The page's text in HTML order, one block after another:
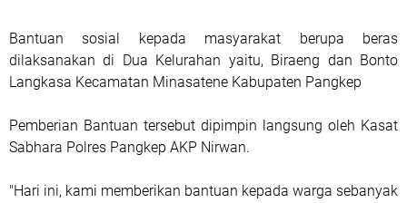
Bantuan sosial kepada masyarakat berupa beras
dilaksanakan di Dua Kelurahan yaitu, Biraeng dan Bonto
Langkasa Kecamatan Minasatene Kabupaten Pangkep
Pemberian Bantuan tersebut dipimpin langsung oleh Kasat
Sabhara Polres Pangkep AKP Nirwan.
"Hari ini, kami memberikan bantuan kepada warga sebanyak